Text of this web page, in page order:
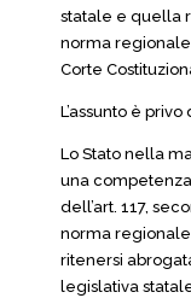
statale e quella
norma regionale
Corte
L’assunto è
Lo Stato nella
una
dell’art. 117,
norma
ritenersi
legislativa